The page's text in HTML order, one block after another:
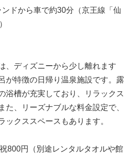
ンドから車で約30分（京王線「仙
、ディズニーから少し離れます
が特徴の日帰り温泉施設です。露
浴槽が充実しており、リラックス
た、リーズナブルな料金設定で、
ックススペースもあります。
800円（別途レンタルタオルや館